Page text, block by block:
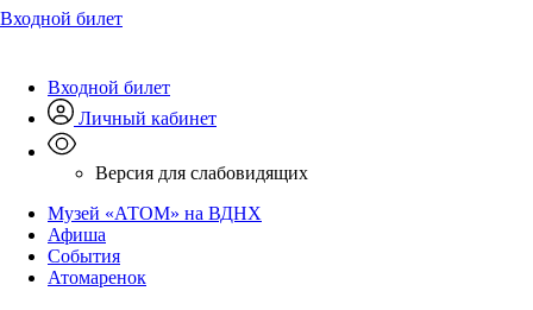
Входной билет
Входной билет
Личный кабинет
Версия для слабовидящих
Музей «АТОМ» на ВДНХ
Афиша
События
Атомаренок